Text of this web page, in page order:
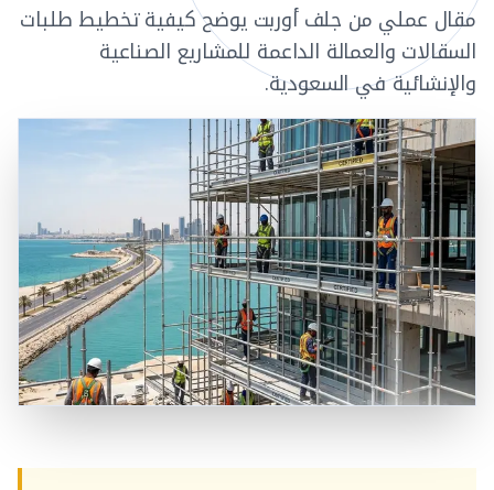
مقال عملي من جلف أوربت يوضح كيفية تخطيط طلبات
السقالات والعمالة الداعمة للمشاريع الصناعية
والإنشائية في السعودية.